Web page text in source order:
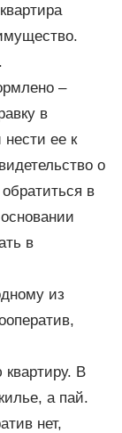
–
в
ее к
о
в
в
из
квартиру. В
а пай.
нет,